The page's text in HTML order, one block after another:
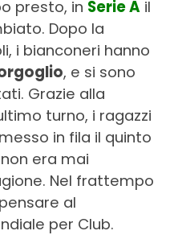
presto, in Serie Ail
Dopo la
i bianconeri hanno
, e si sono
Grazie alla
turno, i ragazzi
in fila il quinto
era mai
Nel frattempo
al
per Club.